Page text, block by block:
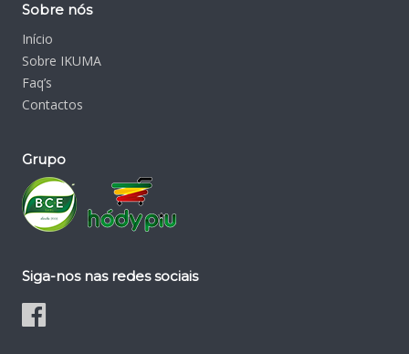
Sobre nós
Início
Sobre IKUMA
Faq’s
Contactos
Grupo
Siga-nos nas redes sociais